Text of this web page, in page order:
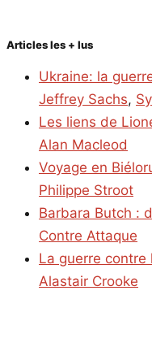
Articles les + lus
Ukraine: la
Jeffrey Sachs,
Les liens de
Alan Macleod
Voyage en
Philippe Stroot
Barbara Butch :
Contre Attaque
La guerre contre
Alastair Crooke